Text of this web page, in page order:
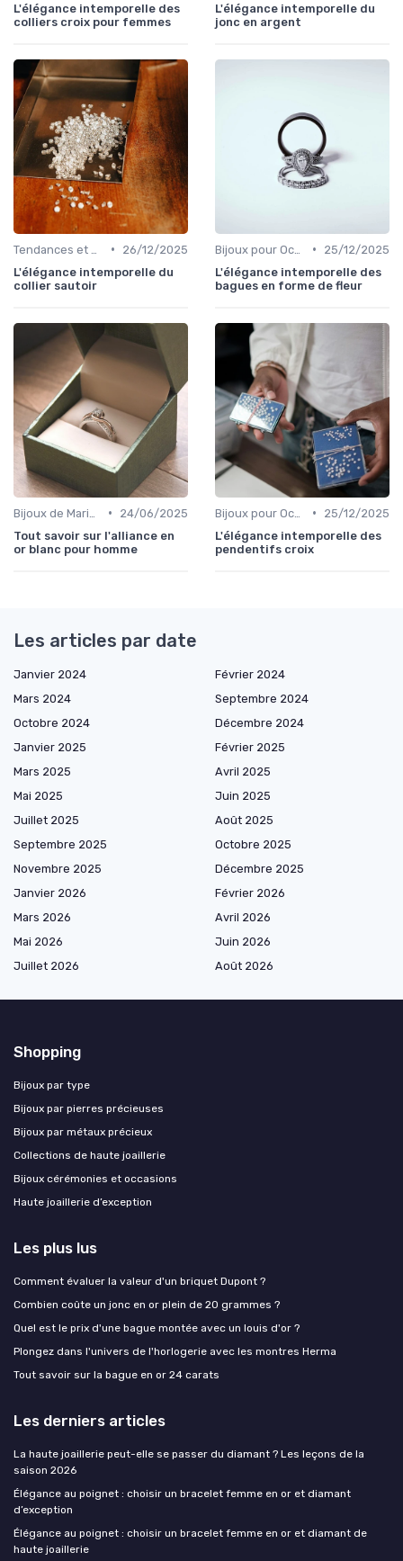
L'élégance intemporelle des
colliers croix pour femmes
L'élégance intemporelle du
jonc en argent
•
26/12/2025
L'élégance intemporelle du
collier sautoir
•
25/12/2025
L'élégance intemporelle des
bagues en forme de fleur
•
24/06/2025
Tout savoir sur l'alliance en
or blanc pour homme
•
25/12/2025
L'élégance intemporelle des
pendentifs croix
Les articles par date
Janvier 2024
Février 2024
Mars 2024
Septembre 2024
Octobre 2024
Décembre 2024
Janvier 2025
Février 2025
Mars 2025
Avril 2025
Mai 2025
Juin 2025
Juillet 2025
Août 2025
Septembre 2025
Octobre 2025
Novembre 2025
Décembre 2025
Janvier 2026
Février 2026
Mars 2026
Avril 2026
Mai 2026
Juin 2026
Juillet 2026
Août 2026
Shopping
Bijoux par type
Bijoux par pierres précieuses
Bijoux par métaux précieux
Collections de haute joaillerie
Bijoux cérémonies et occasions
Haute joaillerie d’exception
Les plus lus
Comment évaluer la valeur d'un briquet Dupont ?
Combien coûte un jonc en or plein de 20 grammes ?
Quel est le prix d'une bague montée avec un louis d'or ?
Plongez dans l'univers de l'horlogerie avec les montres Herma
Tout savoir sur la bague en or 24 carats
Les derniers articles
La haute joaillerie peut-elle se passer du diamant ? Les leçons de la
saison 2026
Élégance au poignet : choisir un bracelet femme en or et diamant
d’exception
Élégance au poignet : choisir un bracelet femme en or et diamant de
haute joaillerie